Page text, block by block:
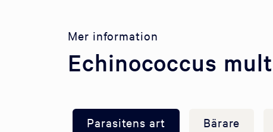
Mer information
Echinococcus
Parasitens art Bärare